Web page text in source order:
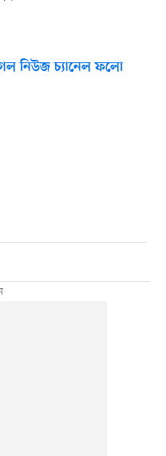
নিউজ চ্যানেল ফলো